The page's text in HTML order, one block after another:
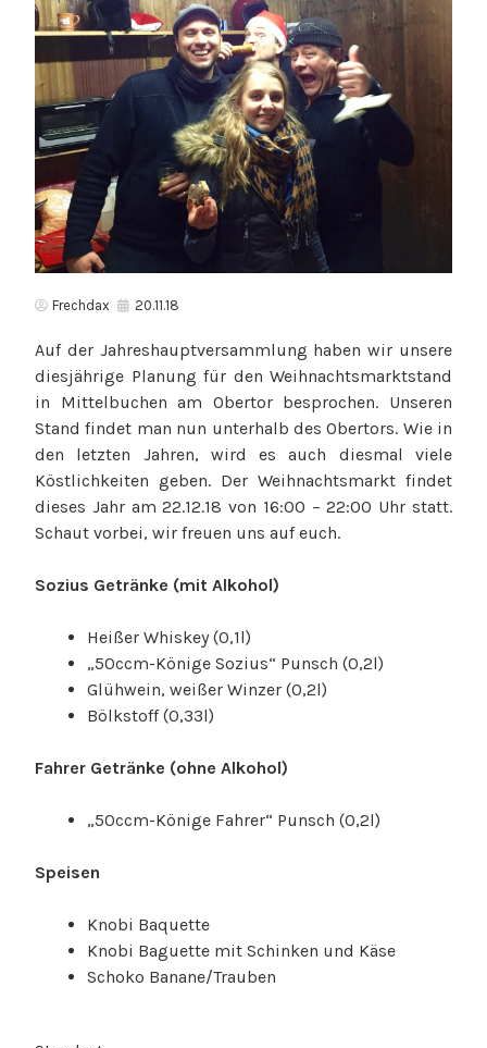
Frechdax 20.11.18
Auf der Jahreshauptversammlung haben wir unsere
diesjährige Planung für den Weihnachtsmarktstand
in Mittelbuchen am Obertorbesprochen. Unseren
Stand findet man nun unterhalb des Obertors. Wie in
den letzten Jahren, wird es auch diesmal viele
Köstlichkeiten geben. Der Weihnachtsmarkt findet
dieses Jahr am 22.12.18 von 16:00 – 22:00 Uhr statt.
Schaut vorbei, wir freuen uns auf euch.
Sozius Getränke (mit Alkohol)
Heißer Whiskey (0,1l)
„50ccm-Könige Sozius“ Punsch (0,2l)
Glühwein, weißer Winzer (0,2l)
Bölkstoff (0,33l)
Fahrer Getränke (ohne Alkohol)
„50ccm-Könige Fahrer“ Punsch (0,2l)
Speisen
Knobi Baquette
Knobi Baguette mit Schinken und Käse
Schoko Banane/Trauben